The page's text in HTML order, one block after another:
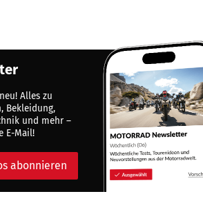
Alles zu
Bekleidung,
und mehr –
E-Mail!
abonnieren